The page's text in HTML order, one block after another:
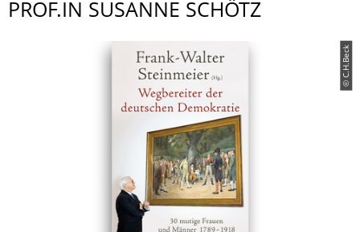
PROF.IN SUSANNE SCHÖTZ
© C.H.Beck